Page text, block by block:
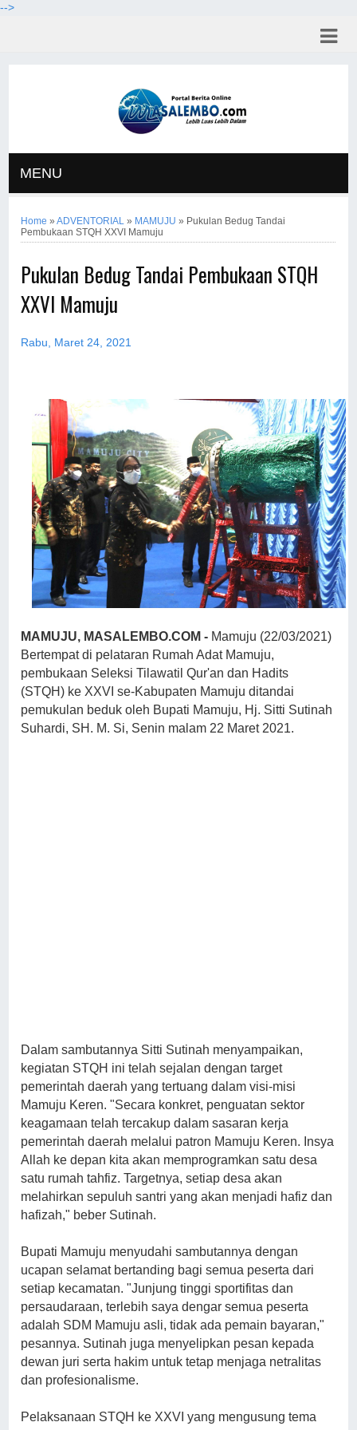
-->
MENU
Home »ADVENTORIAL » MAMUJU » Pukulan Bedug Tandai
Pembukaan STQH XXVI Mamuju
Pukulan Bedug Tandai Pembukaan STQH
XXVI Mamuju
Rabu, Maret 24, 2021
MAMUJU, MASALEMBO.COM - Mamuju (22/03/2021)
Bertempat di pelataran Rumah Adat Mamuju,
pembukaan Seleksi Tilawatil Qur'an dan Hadits
(STQH) ke XXVI se-Kabupaten Mamuju ditandai
pemukulan beduk oleh Bupati Mamuju, Hj. Sitti Sutinah
Suhardi, SH. M. Si, Senin malam 22 Maret 2021.
Dalam sambutannya Sitti Sutinah menyampaikan,
kegiatan STQH ini telah sejalan dengan target
pemerintah daerah yang tertuang dalam visi-misi
Mamuju Keren. "Secara konkret, penguatan sektor
keagamaan telah tercakup dalam sasaran kerja
pemerintah daerah melalui patron Mamuju Keren. Insya
Allah ke depan kita akan memprogramkan satu desa
satu rumah tahfiz. Targetnya, setiap desa akan
melahirkan sepuluh santri yang akan menjadi hafiz dan
hafizah," beber Sutinah.
Bupati Mamuju menyudahi sambutannya dengan
ucapan selamat bertanding bagi semua peserta dari
setiap kecamatan. "Junjung tinggi sportifitas dan
persaudaraan, terlebih saya dengar semua peserta
adalah SDM Mamuju asli, tidak ada pemain bayaran,"
pesannya. Sutinah juga menyelipkan pesan kepada
dewan juri serta hakim untuk tetap menjaga netralitas
dan profesionalisme.
Pelaksanaan STQH ke XXVI yang mengusung tema